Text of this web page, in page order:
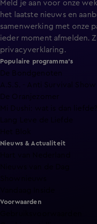
Meld je aan voor onze
het laatste nieuws en
samenwerking met onze
ieder moment afmelden.
privacyverklaring.
Populaire programma's
De Bondgenoten
A.S.S. - Anti Survival Show
De Oranjezomer
Mi Dushi: wat is dan liefde?
Lang Leve de Liefde
Het Blok
Nieuws & Actualiteit
Voorwaarden